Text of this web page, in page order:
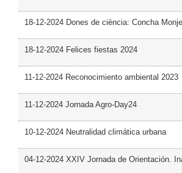
18-12-2024 Dones de ciència: Concha Monje
18-12-2024 Felices fiestas 2024
11-12-2024 Reconocimiento ambiental 2023
11-12-2024 Jornada Agro-Day24
10-12-2024 Neutralidad climática urbana
04-12-2024 XXIV Jornada de Orientación.